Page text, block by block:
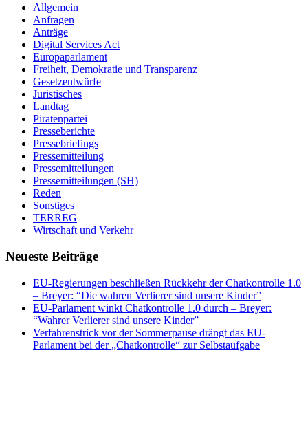
Allgemein
Anfragen
Anträge
Digital Services Act
Europaparlament
Freiheit, Demokratie und Transparenz
Gesetzentwürfe
Juristisches
Landtag
Piratenpartei
Presseberichte
Pressebriefings
Pressemitteilung
Pressemitteilungen
Pressemitteilungen (SH)
Reden
Sonstiges
TERREG
Wirtschaft und Verkehr
Neueste Beiträge
EU-Regierungen beschließen Rückkehr der Chatkontrolle 1.0
– Breyer: “Die wahren Verlierer sind unsere Kinder”
EU-Parlament winkt Chatkontrolle 1.0 durch – Breyer:
“Wahrer Verlierer sind unsere Kinder”
Verfahrenstrick vor der Sommerpause drängt das EU-
Parlament bei der „Chatkontrolle“ zur Selbstaufgabe